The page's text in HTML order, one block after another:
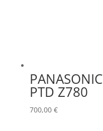
PANASONIC
PTD Z780
700,00 €